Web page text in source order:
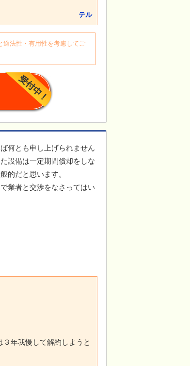
テル
適法性・有用性を考慮してご
何とも申し上げられません
設備は一定期間償却をしな
的だと思います。
業者と交渉をなさってはい
年我慢して解約しようと